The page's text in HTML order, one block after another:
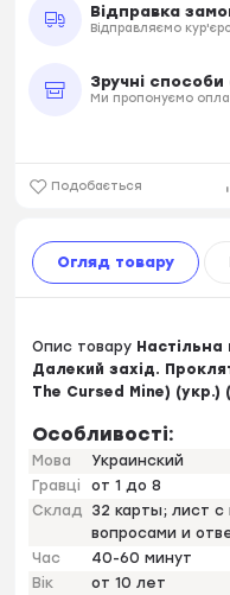
Відправка
Відправляємо
Зручні способи
Ми пропонуємо
Подобається
Огляд товару
Опис товару
Далекий захід.
The Cursed Mine) (укр.)
Особливості:
Мова
Украинский
Гравці
от 1 до 8
Склад
32 карты; лист
вопросами и
Час
40-60 минут
Вік
от 10 лет